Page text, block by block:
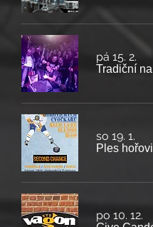
pá 15. 2.
Tradiční
so 19. 1.
Ples
po 10. 12.